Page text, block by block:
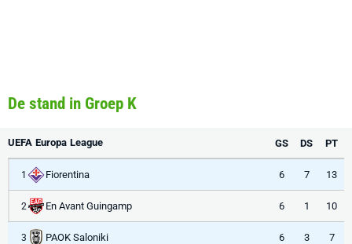
De stand in Groep K
UEFA Europa League GS DS PT
1 Fiorentina 6 7 13
2 En Avant Guingamp 6 1 10
3 PAOK Saloniki 6 3 7